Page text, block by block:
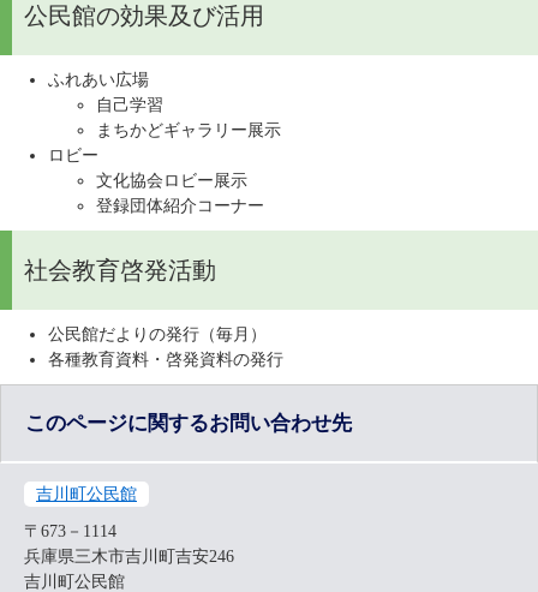
公民館の効果及び活用
ふれあい広場
自己学習
まちかどギャラリー展示
ロビー
文化協会ロビー展示
登録団体紹介コーナー
社会教育啓発活動
公民館だよりの発行（毎月）
各種教育資料・啓発資料の発行
このページに関するお問い合わせ先
吉川町公民館
〒673－1114
兵庫県三木市吉川町吉安246
吉川町公民館